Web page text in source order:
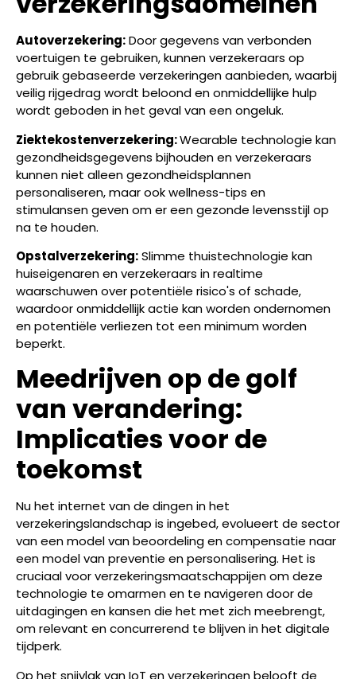
Autoverzekering:Door gegevens van verbonden
voertuigen te gebruiken, kunnen verzekeraars op
gebruik gebaseerde verzekeringen aanbieden, waarbij
veilig rijgedrag wordt beloond en onmiddellijke hulp
wordt geboden in het geval van een ongeluk.
Ziektekostenverzekering:Wearable technologie kan
gezondheidsgegevens bijhouden en verzekeraars
kunnen niet alleen gezondheidsplannen
personaliseren, maar ook wellness-tips en
stimulansen geven om er een gezonde levensstijl op
na te houden.
Opstalverzekering:Slimme thuistechnologie kan
huiseigenaren en verzekeraars in realtime
waarschuwen over potentiële risico's of schade,
waardoor onmiddellijk actie kan worden ondernomen
en potentiële verliezen tot een minimum worden
beperkt.
Meedrijven op de golf
van verandering:
Implicaties voor de
toekomst
Nu het internet van de dingen in het
verzekeringslandschap is ingebed, evolueert de sector
van een model van beoordeling en compensatie naar
een model van preventie en personalisering. Het is
cruciaal voor verzekeringsmaatschappijen om deze
technologie te omarmen en te navigeren door de
uitdagingen en kansen die het met zich meebrengt,
om relevant en concurrerend te blijven in het digitale
tijdperk.
Op het snijvlak van IoT en verzekeringen belooft de